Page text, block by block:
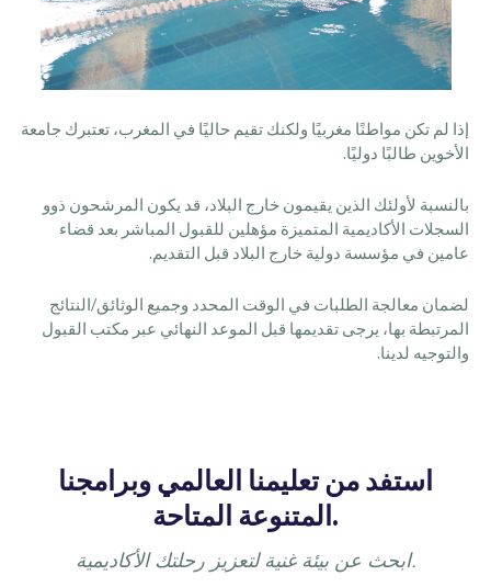
إذا لم تكن مواطنًا مغربيًا ولكنك تقيم حاليًا في المغرب، تعتبرك جامعة
الأخوين طالبًا دوليًا.
بالنسبة لأولئك الذين يقيمون خارج البلاد، قد يكون المرشحون ذوو
السجلات الأكاديمية المتميزة مؤهلين للقبول المباشر بعد قضاء
عامين في مؤسسة دولية خارج البلاد قبل التقديم.
لضمان معالجة الطلبات في الوقت المحدد وجميع الوثائق/النتائج
المرتبطة بها، يرجى تقديمها قبل الموعد النهائي عبر مكتب القبول
والتوجيه لدينا.
استفد من تعليمنا العالمي وبرامجنا
المتنوعة المتاحة.
ابحث عن بيئة غنية لتعزيز رحلتك الأكاديمية.